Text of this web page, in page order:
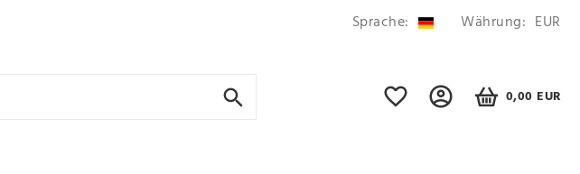
Sprache: Währung: EUR
0,00 EUR